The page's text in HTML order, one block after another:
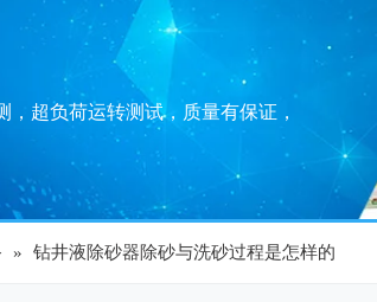
超负荷运转测试，质量有保证，
» 钻井液除砂器除砂与洗砂过程是怎样的